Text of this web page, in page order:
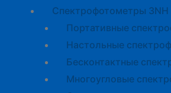
Спектрофотометры 3NH
Портативные
Настольные
Бесконтактные
Многоугловые